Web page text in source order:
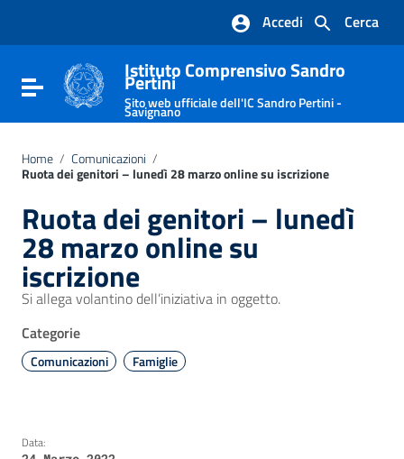
Vai al footer
Cerca
Accedi
Attiva / disattiva la navigazione
Istituto Comprensivo Sandro
Pertini
Sito web ufficiale dell'IC Sandro Pertini -
Savignano
Home / Comunicazioni /
Ruota dei genitori – lunedì 28 marzo online su iscrizione
Ruota dei genitori – lunedì
28 marzo online su
iscrizione
Si allega volantino dell’iniziativa in oggetto.
Categorie
Comunicazioni Famiglie
Data: